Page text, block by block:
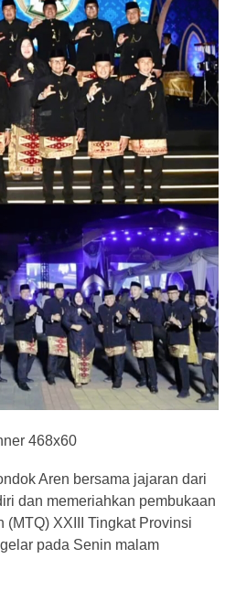
Aren bersama jajaran dari
dan memeriahkan pembukaan
(MTQ) XXIII Tingkat Provinsi
pada Senin malam